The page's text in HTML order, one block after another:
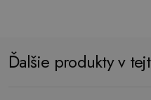
Ďalšie produkty v